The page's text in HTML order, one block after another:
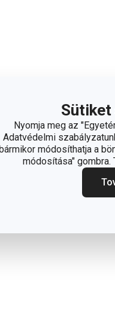
Sütiket
Nyomja meg az
Adatvédelmi
módosíthatja a
módosítása"